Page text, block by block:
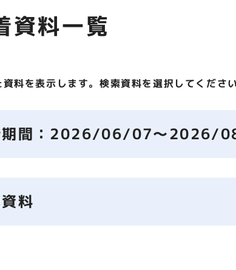
資料一覧
料を表示します。検索資料を選択してください
間： 2026/06/07～2026/
料